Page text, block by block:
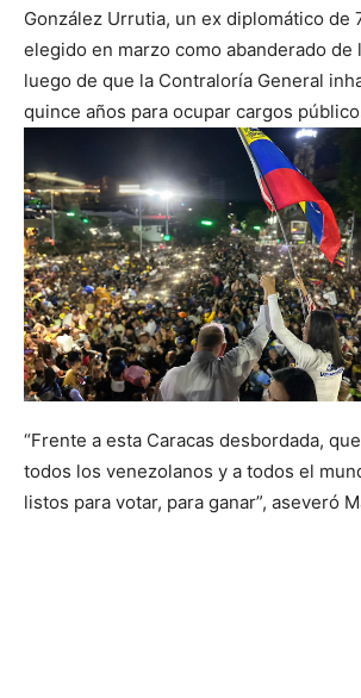
González Urrutia, un ex diplomático de
elegido en marzo como abanderado de
luego de que la Contraloría General
quince años para ocupar cargos
“Frente a esta Caracas desbordada,
todos los venezolanos y a todos el
listos para votar, para ganar”, aseveró